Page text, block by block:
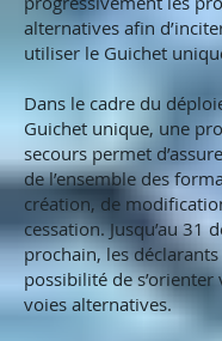
alternatives afin
utiliser le Guichet
Dans le cadre du
Guichet unique, une
secours permet
de l’ensemble des
création, de
cessation. Jusqu’au 31
prochain, les
possibilité de
voies alternatives.